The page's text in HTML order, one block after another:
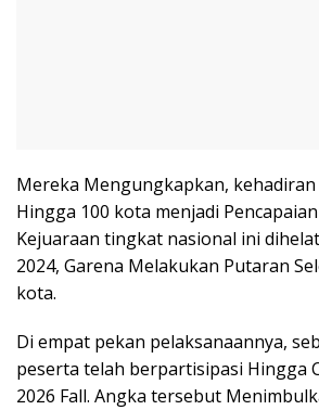
Mereka Mengungkapkan, kehadiran
Hingga 100 kota menjadi
Kejuaraan tingkat nasional ini
2024, Garena Melakukan Putaran
kota.
Di empat pekan pelaksanaannya,
peserta telah berpartisipasi Hingga
2026 Fall. Angka tersebut